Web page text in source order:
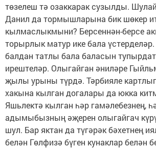
төзелеш тә озаккарак сузылды.
Данил да тормышларына бик шөкер
кылмаслыкмыни? Берсеннән-берсе
торырлык матур ике бала үстерделәр.
балдан татлы бала баласын
ирештеләр. Олыгайган әниләре
җылы урыны түрдә. Тәрбияле
хакына кылган догалары да юкка
Яшьлектә кылган һәр гамәлебезнең,
адымыбызның әҗерен олыгайгач
шул. Бар яктан да түгәрәк бәхетнең
белән Гөлфизә бүген кунаклар белән